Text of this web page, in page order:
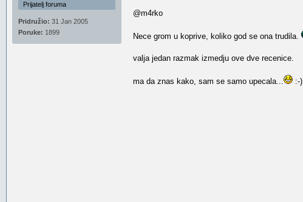
Prijatelj foruma
Pridružio: 31 Jan 2005
Poruke: 1899
@m4rko
Nece grom u koprive, koliko god se ona trudila.
valja jedan razmak izmedju ove dve recenice.
ma da znas kako, sam se samo upecala... :-)